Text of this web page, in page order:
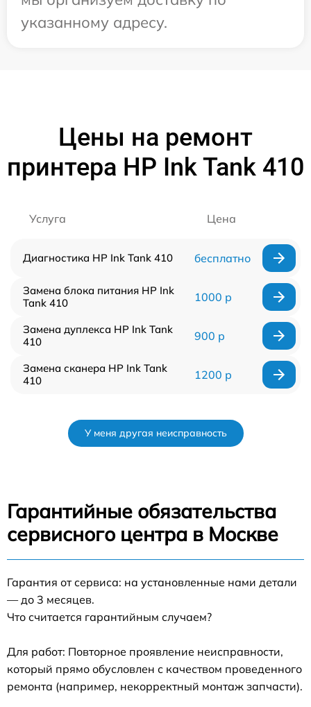
указанному адресу.
Цены на ремонт
принтера HP Ink Tank 410
Услуга Цена
Диагностика HP Ink Tank 410 бесплатно
Замена блока питания HP Ink
Tank 410
1000 р
Замена дуплекса HP Ink Tank
410
900 р
Замена сканера HP Ink Tank
410
1200 р
У меня другая неисправность
Гарантийные обязательства
сервисного центра в Москве
Гарантия от сервиса: на установленные нами детали
— до 3 месяцев.
Что считается гарантийным случаем?
Для работ: Повторное проявление неисправности,
который прямо обусловлен с качеством проведенного
ремонта (например, некорректный монтаж запчасти).